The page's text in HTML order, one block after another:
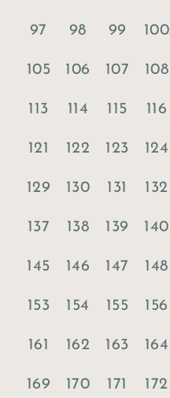
97 98 99 100
105 106 107 108
113 114 115 116
121 122 123 124
129 130 131 132
137 138 139 140
145 146 147 148
153 154 155 156
161 162 163 164
169 170 171 172